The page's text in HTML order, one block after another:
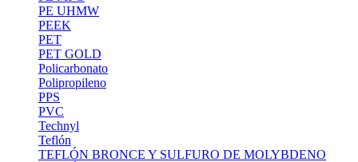
PE UHMW
PEEK
PET
PET GOLD
Policarbonato
Polipropileno
PPS
PVC
Technyl
Teflón
TEFLÓN BRONCE Y SULFURO DE MOLYBDENO